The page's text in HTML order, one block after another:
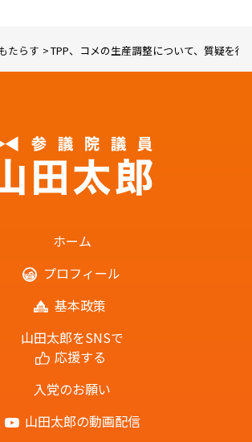
たらす TPP、コメの生産調整について、質疑を行
ホーム
プロフィール
基本政策
山田太郎をSNSで
応援する
入党のお願い
山田太郎の動画配信